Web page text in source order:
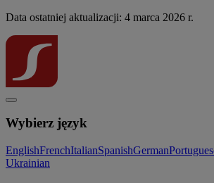
Data ostatniej aktualizacji: 4 marca 2026 r.
Wybierz język
EnglishFrenchItalianSpanishGerman
Ukrainian